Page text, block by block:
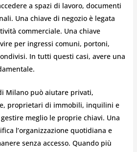
a spazi di lavoro, documenti
Una chiave di negozio è legata
commerciale. Una chiave
per ingressi comuni, portoni,
In tutti questi casi, avere una
Milano può aiutare privati,
proprietari di immobili, inquilini e
meglio le proprie chiavi. Una
l’organizzazione quotidiana e
senza accesso. Quando più